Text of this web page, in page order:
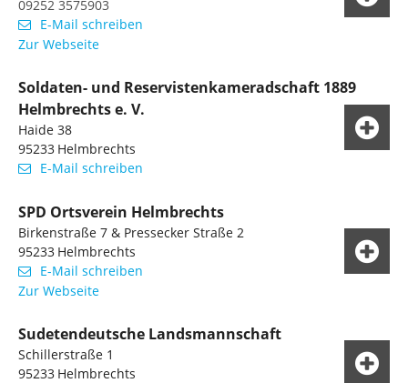
09252 3575903
E-Mail schreiben
Zur Webseite
Soldaten- und Reservistenkameradschaft 1889
Helmbrechts e. V.
Haide 38
95233 Helmbrechts
E-Mail schreiben
SPD Ortsverein Helmbrechts
Birkenstraße 7 & Pressecker Straße 2
95233 Helmbrechts
E-Mail schreiben
Zur Webseite
Sudetendeutsche Landsmannschaft
Schillerstraße 1
95233 Helmbrechts